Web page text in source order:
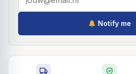
Notify me